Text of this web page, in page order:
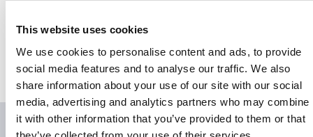
This website uses cookies
We use cookies to personalise content and ads, to provide
social media features and to analyse our traffic. We also
share information about your use of our site with our social
media, advertising and analytics partners who may combine
it with other information that you’ve provided to them or that
amélioration de la qualité du travail
* Conformément au Règlement (UE) 2016/425
Downloads